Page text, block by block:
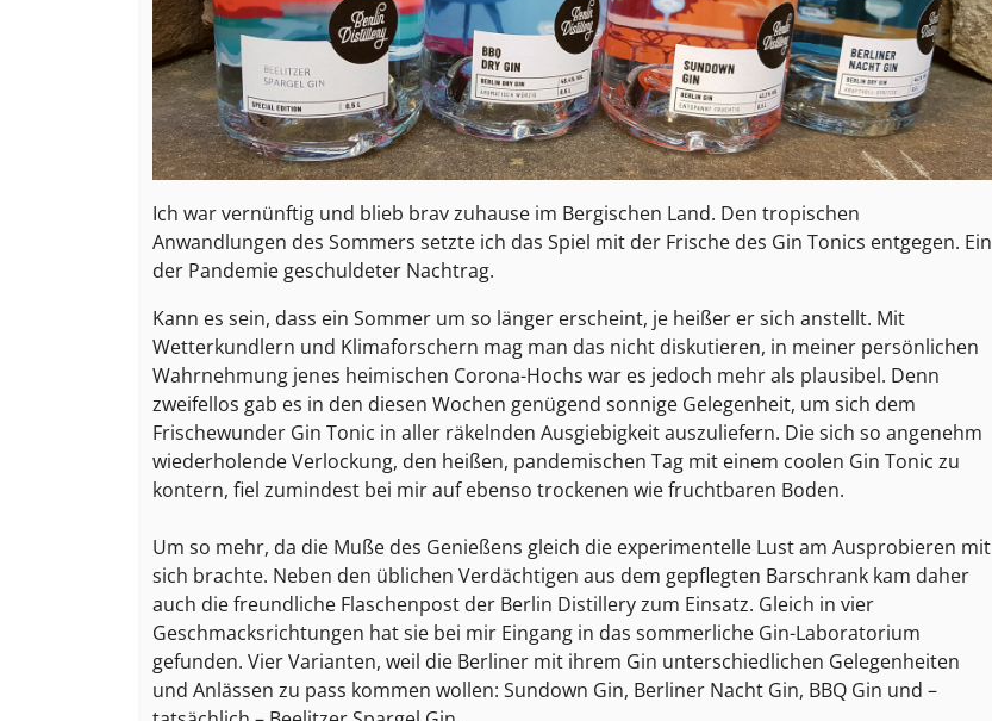
Ich war vernünftig und blieb brav zuhause im Bergischen Land. Den tropischen
Anwandlungen des Sommers setzte ich das Spiel mit der Frische des Gin Tonics entgegen. Ein
der Pandemie geschuldeter Nachtrag.
Kann es sein, dass ein Sommer um so länger erscheint, je heißer er sich anstellt. Mit
Wetterkundlern und Klimaforschern mag man das nicht diskutieren, in meiner persönlichen
Wahrnehmung jenes heimischen Corona-Hochs war es jedoch mehr als plausibel. Denn
zweifellos gab es in den diesen Wochen genügend sonnige Gelegenheit, um sich dem
Frischewunder Gin Tonic in aller räkelnden Ausgiebigkeit auszuliefern. Die sich so angenehm
wiederholende Verlockung, den heißen, pandemischen Tag mit einem coolen Gin Tonic zu
kontern, fiel zumindest bei mir auf ebenso trockenen wie fruchtbaren Boden.
Um so mehr, da die Muße des Genießens gleich die experimentelle Lust am Ausprobieren mit
sich brachte. Neben den üblichen Verdächtigen aus dem gepflegten Barschrank kam daher
auch die freundliche Flaschenpost der Berlin Distillery zum Einsatz. Gleich in vier
Geschmacksrichtungen hat sie bei mir Eingang in das sommerliche Gin-Laboratorium
gefunden. Vier Varianten, weil die Berliner mit ihrem Gin unterschiedlichen Gelegenheiten
und Anlässen zu pass kommen wollen: Sundown Gin, Berliner Nacht Gin, BBQ Gin und –